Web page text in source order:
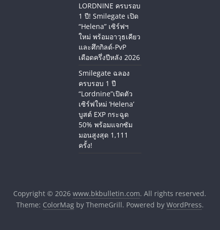
LORDNINE ครบรอบ
1 ปี! Smilegate เปิด
“Helena” เซิร์ฟฯ
ใหม่ พร้อมอาวุธเคียว
และศึกกิลด์-PvP
เดือดครึ่งปีหลัง 2026
Smilegate ฉลอง
ครบรอบ 1 ปี
“Lordnine”เปิดตัว
เซิร์ฟใหม่ ‘Helena’
บูสต์ EXP กระฉูด
50% พร้อมแจกซัม
มอนสูงสุด 1,111
ครั้ง!
Copyright © 2026www.bkbulletin.com. All rights reserved.
Theme: ColorMagby ThemeGrill. Powered by WordPress.